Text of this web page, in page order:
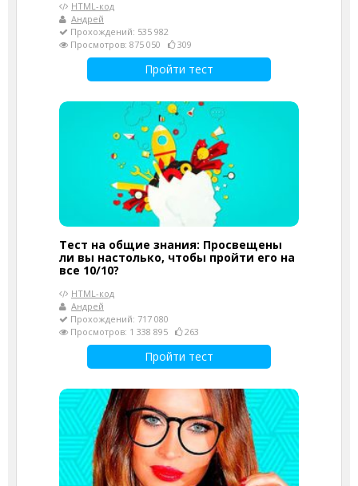
HTML-код
Андрей
Прохождений: 535 982
Просмотров: 875 050
309
Пройти тест
Тест на общие знания: Просвещены
ли вы настолько, чтобы пройти его на
все 10/10?
HTML-код
Андрей
Прохождений: 717 080
Просмотров: 1 338 895
263
Пройти тест